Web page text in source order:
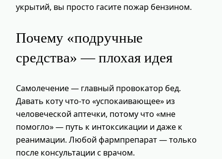
укрытий, вы просто гасите пожар бензином.
Почему «подручные
средства» — плохая идея
Самолечение — главный провокатор бед.
Давать коту что-то «успокаивающее» из
человеческой аптечки, потому что «мне
помогло» — путь к интоксикации и даже к
реанимации. Любой фармпрепарат — только
после консультации с врачом.